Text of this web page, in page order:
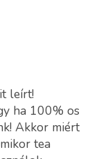
leírt!
ha 100% os
Akkor miért
tea